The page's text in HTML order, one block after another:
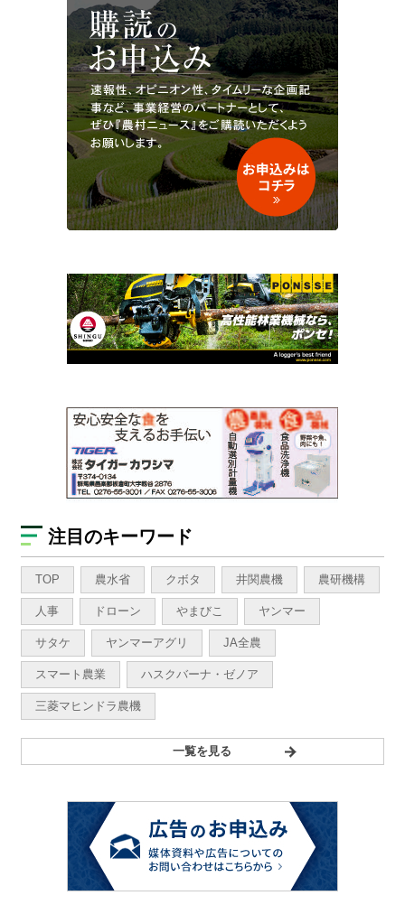
注目のキーワード
TOP 農水省 クボタ 井関農機 農研機構
人事 ドローン やまびこ ヤンマー
サタケ ヤンマーアグリ JA全農
スマート農業 ハスクバーナ・ゼノア
三菱マヒンドラ農機
一覧を見る